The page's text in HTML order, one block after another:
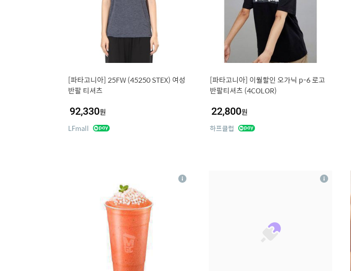
[파타고니아] 25FW (45250 STEX) 여성
반팔 티셔츠
92,330원
LFmall
[파타고니아] 이월할인 오가닉 p-6 로고
반팔티셔츠 (4COLOR)
22,800원
하프클럽
상 상